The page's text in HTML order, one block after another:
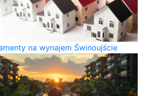
na wynajem Świnoujście